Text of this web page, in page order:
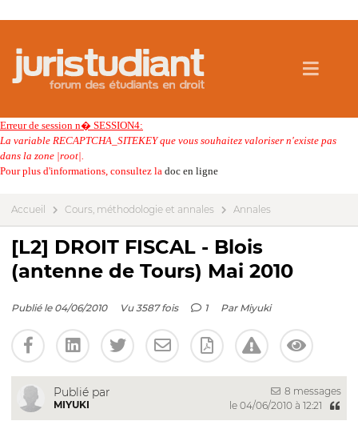
Erreur de session n� SESSION4:
La variable RECAPTCHA_SITEKEY que vous souhaitez valoriser n'existe pas
dans la zone |root|.
Pour plus d'informations, consultez la doc en ligne
Accueil Cours, méthodologie et annales Annales
[L2] DROIT FISCAL - Blois
(antenne de Tours) Mai 2010
Publié le 04/06/2010 Vu 3587 fois 1 Par Miyuki
Publié par
MIYUKI
8 messages
le 04/06/2010 à 12:21